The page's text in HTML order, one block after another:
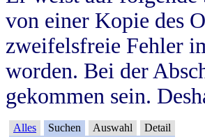
von einer Kopie des
zweifelsfreie Fehler
worden. Bei der
gekommen sein.
Alles Suchen Auswahl Detail